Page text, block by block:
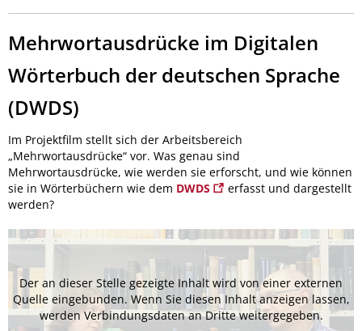
Mehrwortausdrücke im Digitalen
Wörterbuch der deutschen Sprache
(DWDS)
Im Projektfilm stellt sich der Arbeitsbereich
„Mehrwortausdrücke“ vor. Was genau sind
Mehrwortausdrücke, wie werden sie erforscht, und wie können
sie in Wörterbüchern wie dem DWDS
erfasst und dargestellt
werden?
Der an dieser Stelle gezeigte Inhalt wird von einer externen
Quelle eingebunden. Wenn Sie diesen Inhalt anzeigen lassen,
werden Verbindungsdaten an Dritte weitergegeben.